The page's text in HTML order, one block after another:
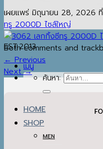
EST.2013
เมนู
ค้นหา:
HOME
SHOP
MEN
เผยแพร่ มิถุนายน 28, 2026 ที่
ทรู 2000D ไซส์ใหญ่
Both comments and
←Previous
Next→